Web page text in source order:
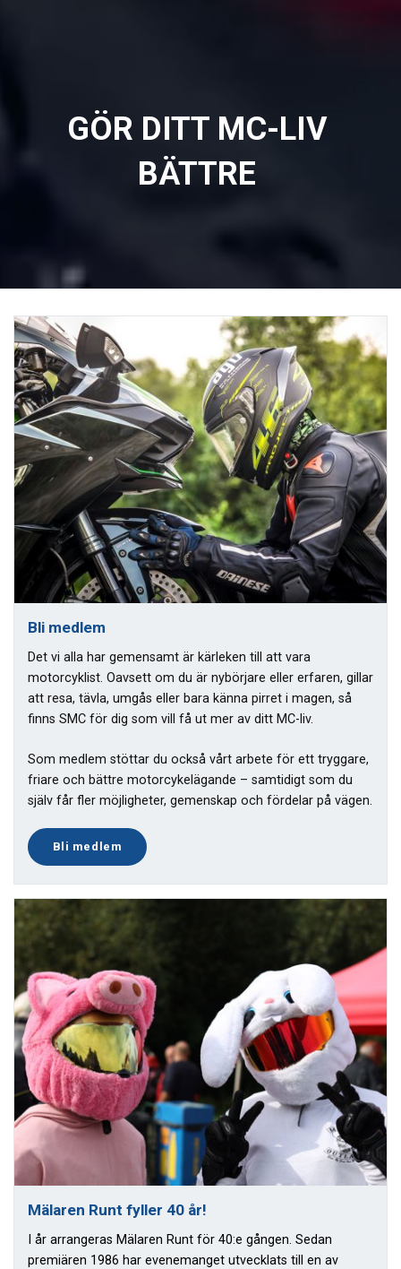
GÖR DITT MC-LIV
BÄTTRE
Bli medlem
Det vi alla har gemensamt är kärleken till att vara
motorcyklist. Oavsett om du är nybörjare eller erfaren, gillar
att resa, tävla, umgås eller bara känna pirret i magen, så
finns SMC för dig som vill få ut mer av ditt MC-liv.
Som medlem stöttar du också vårt arbete för ett tryggare,
friare och bättre motorcykelägande – samtidigt som du
själv får fler möjligheter, gemenskap och fördelar på vägen.
Bli medlem
Mälaren Runt fyller 40 år!
I år arrangeras Mälaren Runt för 40:e gången. Sedan
premiären 1986 har evenemanget utvecklats till en av